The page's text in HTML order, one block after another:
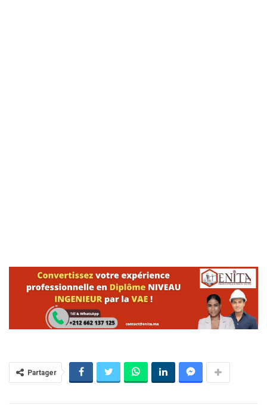
Partager